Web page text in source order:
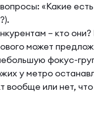
«Какие есть
– кто
может
фокус-
у метро
вообще или нет,